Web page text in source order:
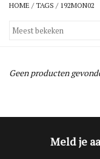
Accessoires
HOME /TAGS / 192MON02
Geen producten
Meld je